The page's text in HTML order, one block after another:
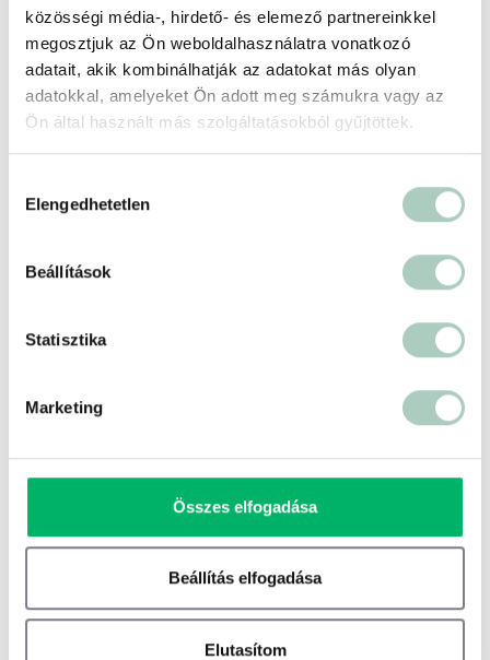
közösségi média-, hirdető- és elemező partnereinkkel
megosztjuk az Ön weboldalhasználatra vonatkozó
adatait, akik kombinálhatják az adatokat más olyan
adatokkal, amelyeket Ön adott meg számukra vagy az
Ön által használt más szolgáltatásokból gyűjtöttek.
kiválasztása
Elengedhetetlen
Beállítások
Statisztika
Marketing
Összes elfogadása
Beállítás elfogadása
Elutasítom
Hanami Bistro
1028 Budapest Hidegkúti út 79
https://hanami-sushi.hu/hanami-bistro/
Ez is érdekelhet